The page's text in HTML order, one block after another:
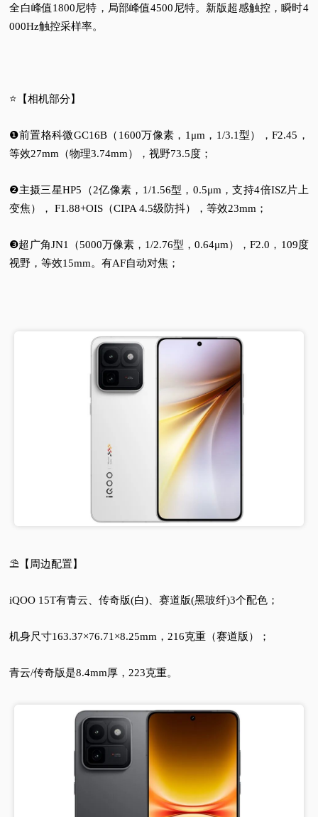
全白峰值1800尼特，局部峰值4500尼特。新版超感触控，瞬时4
000Hz触控采样率。
⭐【相机部分】
❶前置格科微GC16B（1600万像素，1μm，1/3.1型），F2.45，
等效27mm（物理3.74mm），视野73.5度；
❷主摄三星HP5（2亿像素，1/1.56型，0.5μm，支持4倍ISZ片上
变焦）， F1.88+OIS（CIPA 4.5级防抖），等效23mm；
❸超广角JN1（5000万像素，1/2.76型，0.64μm），F2.0，109度
视野，等效15mm。有AF自动对焦；
⛱️【周边配置】
iQOO 15T有青云、传奇版(白)、赛道版(黑玻纤)3个配色；
机身尺寸163.37×76.71×8.25mm，216克重（赛道版）；
青云/传奇版是8.4mm厚，223克重。